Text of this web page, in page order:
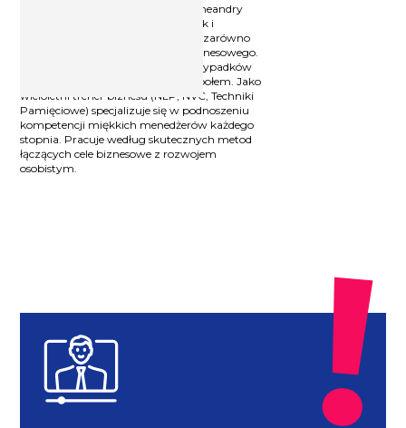
Jako przedsiębiorca zna wszelkie meandry
zarówno zarządzania produkcją jak i
świadczenia szerokiej gamy usług, zarówno
dla klienta indywidualnego jak i biznesowego.
Doświadczyła chyba wszelkich przypadków
związanych z pracownikami i zespołem. Jako
wieloletni trener biznesu (NLP, NVC, Techniki
Pamięciowe) specjalizuje się w podnoszeniu
kompetencji miękkich menedżerów każdego
stopnia. Pracuje według skutecznych metod
łączących cele biznesowe z rozwojem
osobistym.